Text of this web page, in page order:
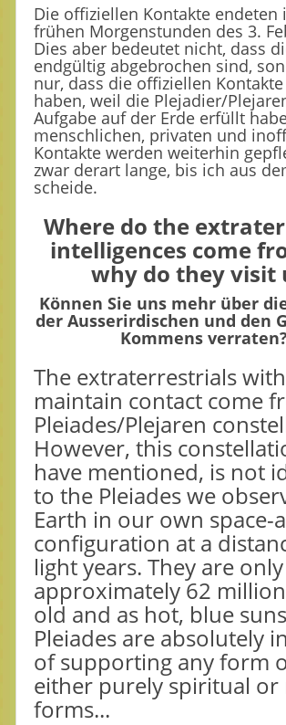
Die offiziellen Kontakte endeten
frühen Morgenstunden des 3.
Dies aber bedeutet nicht, dass
endgültig abgebrochen sind,
nur, dass die offiziellen
haben, weil die Plejadier/
Aufgabe auf der Erde erfüllt
menschlichen, privaten und
Kontakte werden weiterhin
zwar derart lange, bis ich aus
scheide.
Where do the
intelligences come
why do they visit
Können Sie uns mehr über
der Ausserirdischen und den
Kommens verraten?
The extraterrestrials
maintain contact come
Pleiades/Plejaren
However, this
have mentioned, is not
to the Pleiades we
Earth in our own space-
configuration at a
light years. They are only
approximately 62
old and as hot, blue
Pleiades are absolutely
of supporting any form
either purely spiritual or
forms...